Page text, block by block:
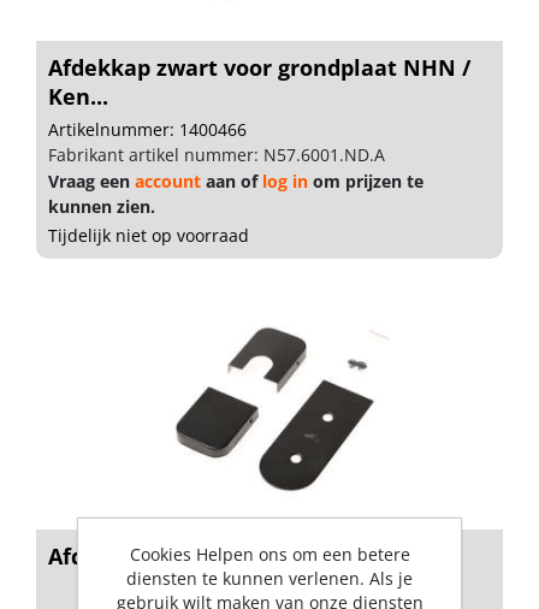
Afdekkap zwart voor grondplaat NHN /
Ken...
Artikelnummer: 1400466
Fabrikant artikel nummer: N57.6001.ND.A
Vraag een account aan of log in om prijzen te
kunnen zien.
Tijdelijk niet op voorraad
Afdekset zw tbv Pivotica Pro 150
Cookies Helpen ons om een betere
diensten te kunnen verlenen. Als je
gebruik wilt maken van onze diensten